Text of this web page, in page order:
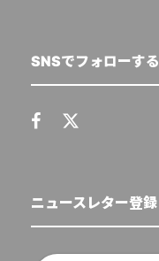
SNSでフォローする
ニュースレター登録